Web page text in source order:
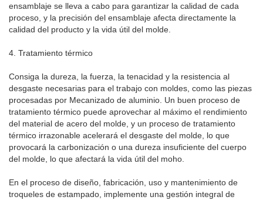
ensamblaje se lleva a cabo para garantizar la calidad de cada
proceso, y la precisión del ensamblaje afecta directamente la
calidad del producto y la vida útil del molde.
4. Tratamiento térmico
Consiga la dureza, la fuerza, la tenacidad y la resistencia al
desgaste necesarias para el trabajo con moldes, como las piezas
procesadas por Mecanizado de aluminio. Un buen proceso de
tratamiento térmico puede aprovechar al máximo el rendimiento
del material de acero del molde, y un proceso de tratamiento
térmico irrazonable acelerará el desgaste del molde, lo que
provocará la carbonización o una dureza insuficiente del cuerpo
del molde, lo que afectará la vida útil del moho.
En el proceso de diseño, fabricación, uso y mantenimiento de
troqueles de estampado, implemente una gestión integral de